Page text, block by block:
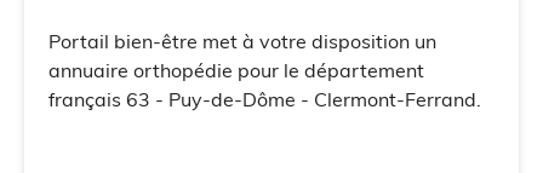
Portail bien-être met à votre disposition un
annuaire orthopédie pour le département
français 63 - Puy-de-Dôme - Clermont-Ferrand.